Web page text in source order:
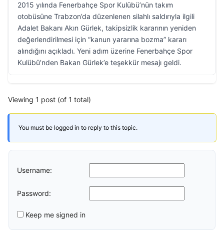
2015 yılında Fenerbahçe Spor Kulübü’nün takım
otobüsüne Trabzon’da düzenlenen silahlı saldırıyla ilgili
Adalet Bakanı Akın Gürlek, takipsizlik kararının yeniden
değerlendirilmesi için “kanun yararına bozma” kararı
alındığını açıkladı. Yeni adım üzerine Fenerbahçe Spor
Kulübü’nden Bakan Gürlek’e teşekkür mesajı geldi.
Viewing 1 post (of 1 total)
You must be logged in to reply to this topic.
Username:
Password:
Keep me signed in